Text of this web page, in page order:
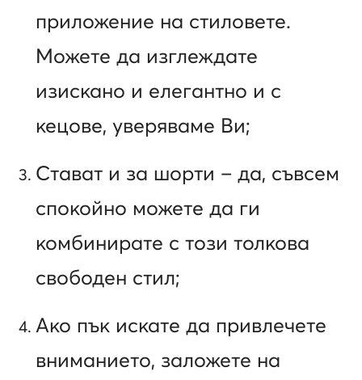
приложение на стиловете.
Можете да изглеждате
изискано и елегантно и с
кецове, уверяваме Ви;
Стават и за шорти – да, съвсем
спокойно можете да ги
комбинирате с този толкова
свободен стил;
Ако пък искате да привлечете
вниманието, заложете на